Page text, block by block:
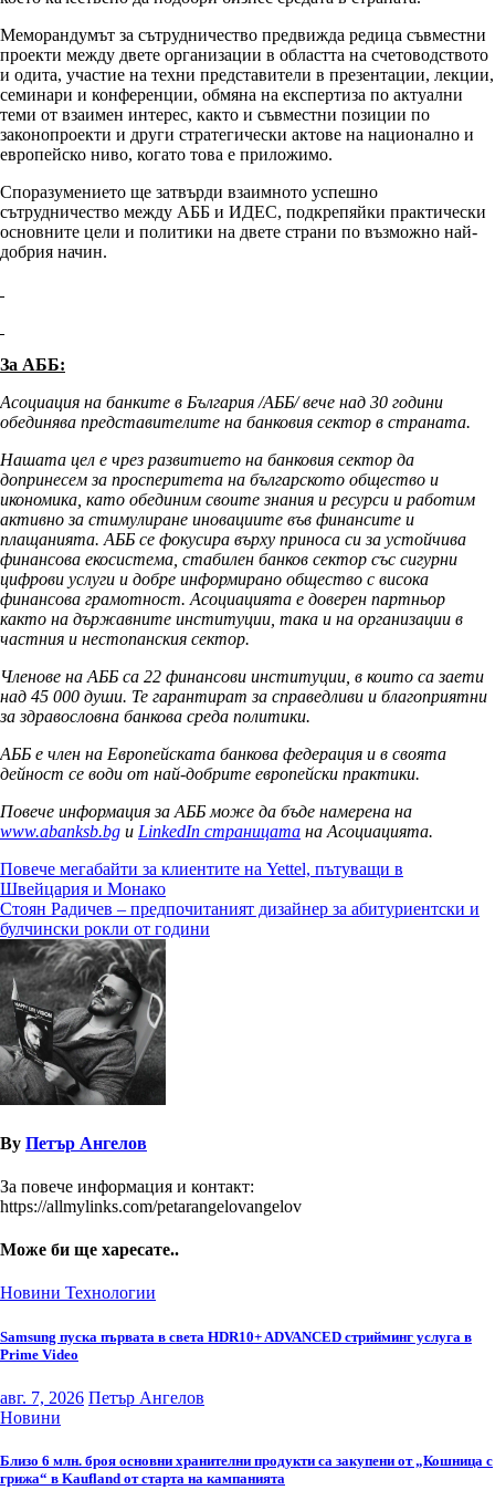
Меморандумът за сътрудничество предвижда редица съвместни
проекти между двете организации в областта на счетоводството
и одита, участие на техни представители в презентации, лекции,
семинари и конференции, обмяна на експертиза по актуални
теми от взаимен интерес, както и съвместни позиции по
законопроекти и други стратегически актове на национално и
европейско ниво, когато това е приложимо.
Споразумението ще затвърди взаимното успешно
сътрудничество между АББ и ИДЕС, подкрепяйки практически
основните цели и политики на двете страни по възможно най-
добрия начин.
За АББ:
Асоциация на банките в България /АББ/ вече над 30 години
обединява представителите на банковия сектор в страната.
Нашата цел е чрез развитието на банковия сектор да
допринесем за просперитета на българското общество и
икономика, като обединим своите знания и ресурси и работим
активно за стимулиране иновациите във финансите и
плащанията. АББ се фокусира върху приноса си за устойчива
финансова екосистема, стабилен банков сектор със сигурни
цифрови услуги и добре информирано общество с висока
финансова грамотност. Асоциацията е доверен партньор
както на държавните институции, така и на организации в
частния и нестопанския сектор.
Членове на АББ са 22 финансови институции, в които са заети
над 45 000 души. Те гарантират за справедливи и благоприятни
за здравословна банкова среда политики.
АББ е член на Европейската банкова федерация и в своята
дейност се води от най-добрите европейски практики.
Повече информация за АББ може да бъде намерена на
www.abanksb.bg и LinkedIn страницата на Асоциацията.
Навигация
Повече мегабайти за клиентите на Yettel, пътуващи в
Швейцария и Монако
Стоян Радичев – предпочитаният дизайнер за абитуриентски и
булчински рокли от години
By Петър Ангелов
За повече информация и контакт:
https://allmylinks.com/petarangelovangelov
Може би ще харесате..
Новини Технологии
Samsung пуска първата в света HDR10+ ADVANCED стрийминг услуга в
Prime Video
авг. 7, 2026 Петър Ангелов
Новини
Близо 6 млн. броя основни хранителни продукти са закупени от „Кошница с
грижа“ в Kaufland от старта на кампанията